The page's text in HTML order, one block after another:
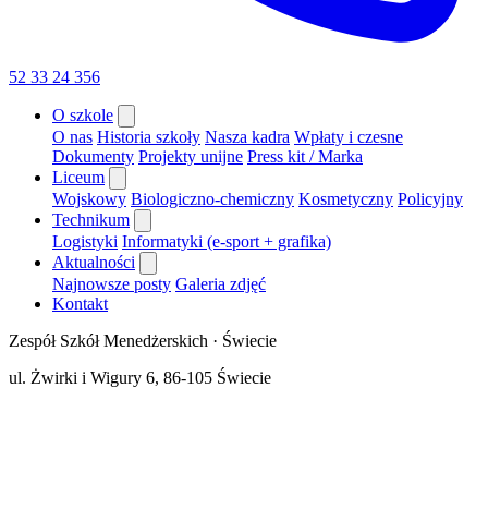
52 33 24 356
O szkole
O nas Historia szkoły Nasza kadra Wpłaty i czesne
Dokumenty Projekty unijne Press kit / Marka
Liceum
Wojskowy Biologiczno-chemiczny Kosmetyczny Policyjny
Technikum
Logistyki Informatyki (e-sport + grafika)
Aktualności
Najnowsze posty Galeria zdjęć
Kontakt
Zespół Szkół Menedżerskich · Świecie
ul. Żwirki i Wigury 6, 86-105 Świecie